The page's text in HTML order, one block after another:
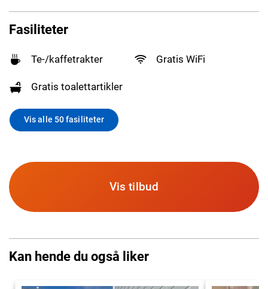
Fasiliteter
Te-/kaffetrakter Gratis WiFi
Gratis toalettartikler
Vis alle 50 fasiliteter
Vis tilbud
Kan hende du også liker